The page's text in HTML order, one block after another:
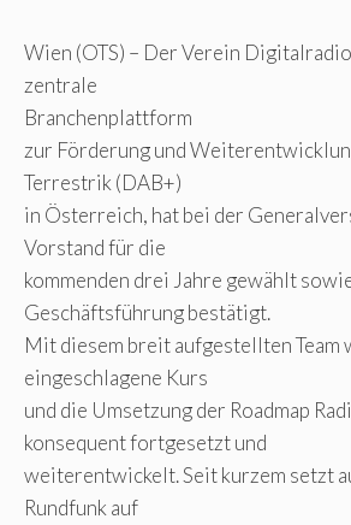
Wien (OTS) – Der Verein
zentrale
Branchenplattform
zur Förderung und
Terrestrik (DAB+)
in Österreich, hat bei der
Vorstand für die
kommenden drei Jahre gewählt
Geschäftsführung bestätigt.
Mit diesem breit aufgestellten Team
eingeschlagene Kurs
und die Umsetzung der Roadmap
konsequent fortgesetzt und
weiterentwickelt. Seit kurzem setzt
Rundfunk auf